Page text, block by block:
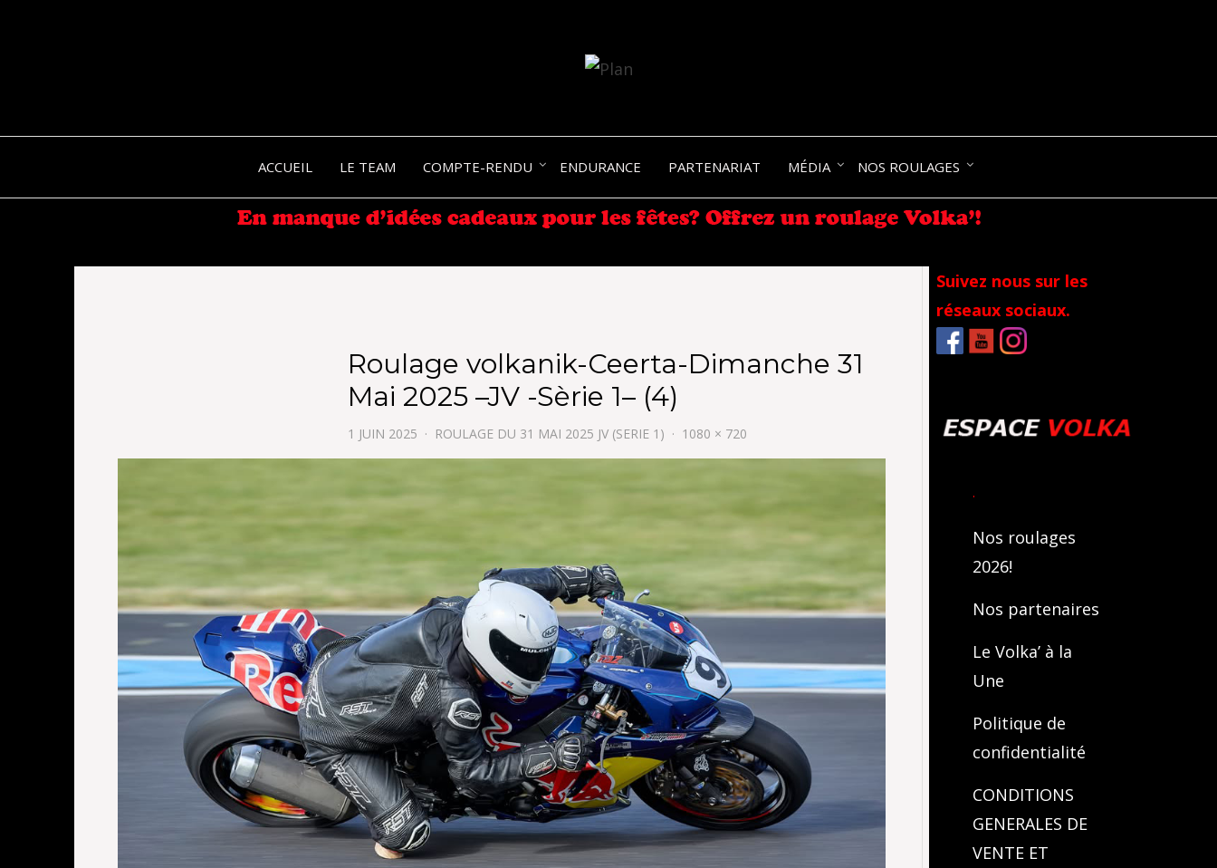
VOLKANIK-
ENDURANCE
ACCUEIL LE TEAM COMPTE-RENDU ENDURANCE PARTENARIAT MÉDIA NOS ROULAGES
Roulage volkanik-Ceerta-Dimanche 31
Mai 2025 –JV -Sèrie 1– (4)
1 JUIN 2025 ROULAGE DU 31 MAI 2025 JV (SERIE 1) 1080 × 720
Suivez nous sur les
réseaux sociaux.
.
Nos roulages
2026!
Nos partenaires
Le Volka’ à la
Une
Politique de
confidentialité
CONDITIONS
GENERALES DE
VENTE ET